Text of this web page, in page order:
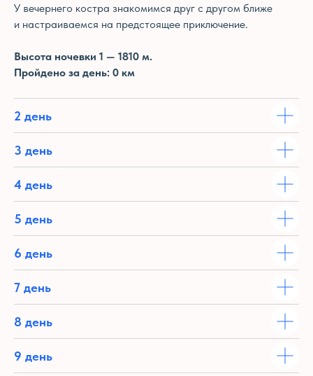
У вечернего костра знакомимся друг с другом ближе
и настраиваемся на предстоящее приключение.
Высота ночевки 1 — 1810 м.
Пройдено за день: 0 км
2 день
3 день
4 день
5 день
6 день
7 день
8 день
9 день